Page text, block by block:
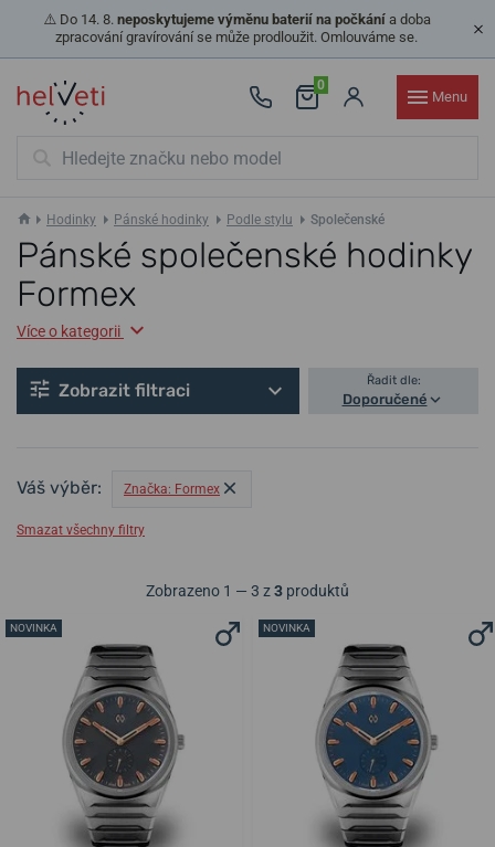
⚠️ Do 14. 8. neposkytujeme výměnu baterií na počkánía doba
zpracování gravírování se může prodloužit. Omlouváme se.
0
Menu
Hodinky Pánské hodinky Podle stylu Společenské
Pánské společenské hodinky
Formex
Více o kategorii
Zobrazit filtraci Řadit dle:
Doporučené
Váš výběr: Značka: Formex
Smazat všechny filtry
Zobrazeno 1 — 3 z3 produktů
NOVINKA NOVINKA